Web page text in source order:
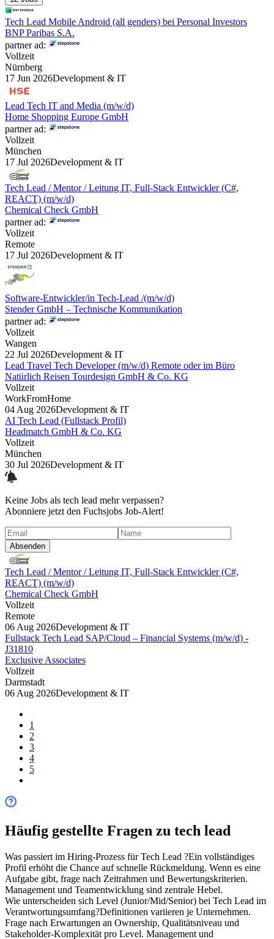
Tech Lead Mobile Android (all genders) bei Personal Investors
BNP Paribas S.A.
partner ad:
Vollzeit
Nürnberg
17 Jun 2026Development & IT
Lead Tech IT and Media (m/w/d)
Home Shopping Europe GmbH
partner ad:
Vollzeit
München
17 Jul 2026Development & IT
Tech Lead / Mentor / Leitung IT, Full-Stack Entwickler (C#,
REACT) (m/w/d)
Chemical Check GmbH
partner ad:
Vollzeit
Remote
17 Jul 2026Development & IT
Software-Entwickler/in Tech-Lead /(m/w/d)
Stender GmbH – Technische Kommunikation
partner ad:
Vollzeit
Wangen
22 Jul 2026Development & IT
Lead Travel Tech Developer (m/w/d) Remote oder im Büro
Natürlich Reisen Tourdesign GmbH & Co. KG
Vollzeit
WorkFromHome
04 Aug 2026Development & IT
AI Tech Lead (Fullstack Profil)
Headmatch GmbH & Co. KG
Vollzeit
München
30 Jul 2026Development & IT
Keine Jobs als tech lead mehrverpassen?
Abonniere jetzt den Fuchsjobs Job-Alert!
Absenden
Tech Lead / Mentor / Leitung IT, Full-Stack Entwickler (C#,
REACT) (m/w/d)
Chemical Check GmbH
Vollzeit
Remote
06 Aug 2026Development & IT
Fullstack Tech Lead SAP/Cloud – Financial Systems (m/w/d) -
J31810
Exclusive Associates
Vollzeit
Darmstadt
06 Aug 2026Development & IT
1
2
3
4
5
Häufig gestellte Fragen zu tech lead
Was passiert im Hiring-Prozess für Tech Lead ?Ein vollständiges
Profil erhöht die Chance auf schnelle Rückmeldung. Wenn es eine
Aufgabe gibt, frage nach Zeitrahmen und Bewertungskriterien.
Management und Teamentwicklung sind zentrale Hebel.
Wie unterscheiden sich Level (Junior/Mid/Senior) bei Tech Lead im
Verantwortungsumfang?Definitionen variieren je Unternehmen.
Frage nach Erwartungen an Ownership, Qualitätsniveau und
Stakeholder-Komplexität pro Level. Management und